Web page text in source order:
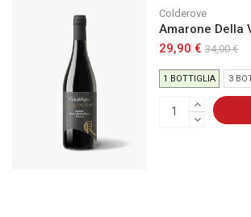
Colderove
Amarone Della
29,90 €34,00 €
1 BOTTIGLIA 3